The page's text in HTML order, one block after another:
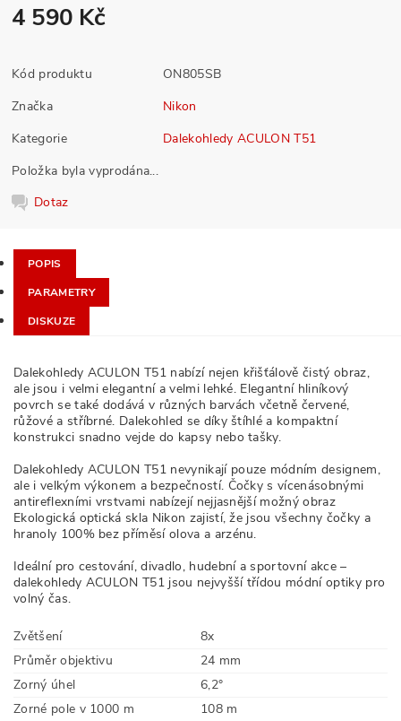
4 590 Kč
Kód produktu
ON805SB
Značka
Nikon
Kategorie
Dalekohledy ACULON T51
Položka byla vyprodána...
Dotaz
POPIS
PARAMETRY
DISKUZE
Dalekohledy ACULON T51 nabízí nejen křišťálově čistý obraz,
ale jsou i velmi elegantní a velmi lehké. Elegantní hliníkový
povrch se také dodává v různých barvách včetně červené,
růžové a stříbrné. Dalekohled se díky štíhlé a kompaktní
konstrukci snadno vejde do kapsy nebo tašky.
Dalekohledy ACULON T51 nevynikají pouze módním designem,
ale i velkým výkonem a bezpečností. Čočky s vícenásobnými
antireflexními vrstvami nabízejí nejjasnější možný obraz
Ekologická optická skla Nikon zajistí, že jsou všechny čočky a
hranoly 100% bez příměsí olova a arzénu.
Ideální pro cestování, divadlo, hudební a sportovní akce –
dalekohledy ACULON T51 jsou nejvyšší třídou módní optiky pro
volný čas.
Zvětšení
8x
Průměr objektivu
24 mm
Zorný úhel
6,2°
Zorné pole v 1000 m
108 m